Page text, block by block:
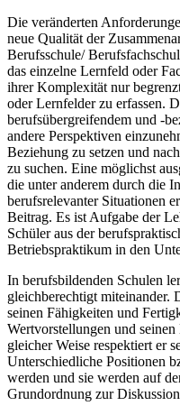
Die veränderten
neue Qualität der
Berufsschule/
das einzelne Lernfeld oder
ihrer Komplexität nur
oder Lernfelder zu erfassen.
berufsübergreifendem und -
andere Perspektiven
Beziehung zu setzen und
zu suchen. Eine möglichst
die unter anderem durch die
berufsrelevanter Situationen
Beitrag. Es ist Aufgabe der
Schüler aus der
Betriebspraktikum in den
In berufsbildenden Schulen
gleichberechtigt miteinander.
seinen Fähigkeiten und
Wertvorstellungen und
gleicher Weise respektiert er
Unterschiedliche Positionen
werden und sie werden auf
Grundordnung zur